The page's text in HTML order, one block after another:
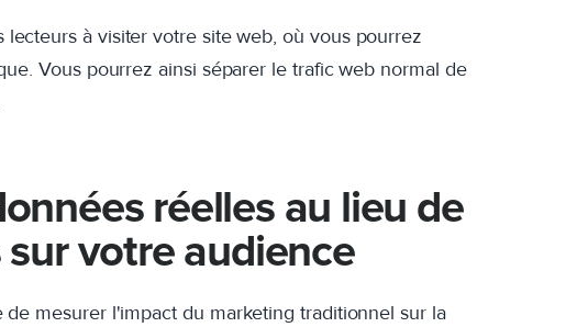
à visiter votre site web, où vous pourrez
Vous pourrez ainsi séparer le trafic web normal de
réelles au lieu de
votre audience
mesurer l'impact du marketing traditionnel sur la